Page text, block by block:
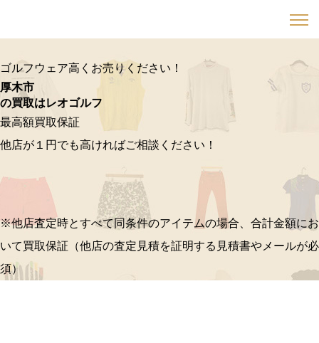
ゴルフウェア高くお売りください！
厚木市
の買取はレオゴルフ
最高額買取保証
他店が１円でも高ければご相談ください！
※他店査定時とすべて同条件のアイテムの場合、合計金額にお
いて買取保証（他店の査定見積を証明する見積書やメールが必
須）